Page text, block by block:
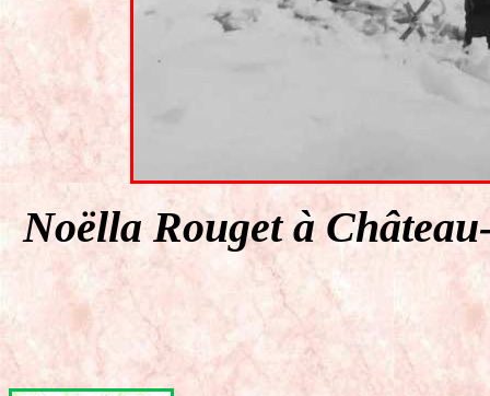
Noëlla Rouget à